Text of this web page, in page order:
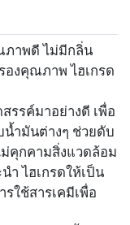
ภาพดี ไม่มีกลิ่น
องคุณภาพ ไฮเกรด
รรค์มาอย่างดี เพื่อ
ำมันต่างๆ ช่วยดับ
คุกคามสิ่งแวดล้อม
ำ ไฮเกรดให้เป็น
ใช้สารเคมีเพื่อ